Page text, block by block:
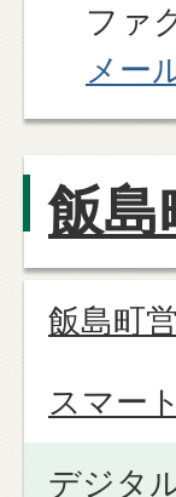
ファ
メー
飯島
飯島町
スマー
デジタ